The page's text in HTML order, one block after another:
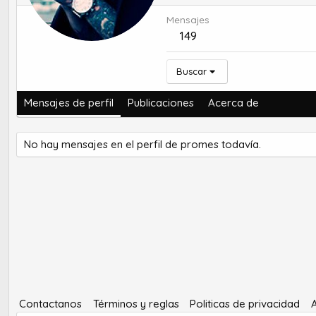
Mensajes
149
Buscar
Mensajes de perfil Publicaciones Acerca de
No hay mensajes en el perfil de promes todavía.
Contactanos Términos y reglas Politicas de privacidad